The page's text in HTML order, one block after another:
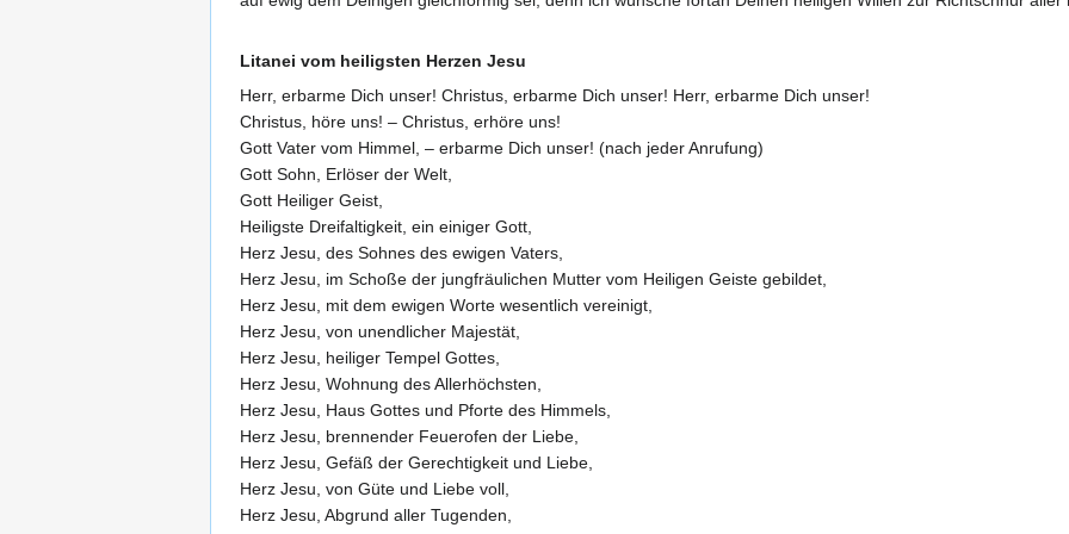
Litanei vom heiligsten Herzen Jesu
Herr, erbarme Dich unser! Christus, erbarme Dich unser! Herr, erbarme Dich unser!
Christus, höre uns! – Christus, erhöre uns!
Gott Vater vom Himmel, – erbarme Dich unser! (nach jeder Anrufung)
Gott Sohn, Erlöser der Welt,
Gott Heiliger Geist,
Heiligste Dreifaltigkeit, ein einiger Gott,
Herz Jesu, des Sohnes des ewigen Vaters,
Herz Jesu, im Schoße der jungfräulichen Mutter vom Heiligen Geiste gebildet,
Herz Jesu, mit dem ewigen Worte wesentlich vereinigt,
Herz Jesu, von unendlicher Majestät,
Herz Jesu, heiliger Tempel Gottes,
Herz Jesu, Wohnung des Allerhöchsten,
Herz Jesu, Haus Gottes und Pforte des Himmels,
Herz Jesu, brennender Feuerofen der Liebe,
Herz Jesu, Gefäß der Gerechtigkeit und Liebe,
Herz Jesu, von Güte und Liebe voll,
Herz Jesu, Abgrund aller Tugenden,